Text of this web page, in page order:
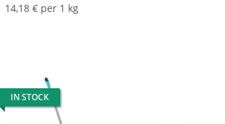
14,18 € per 1 kg
IN STOCK